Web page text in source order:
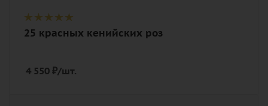
25 красных кенийских роз
4 550 ₽/шт.